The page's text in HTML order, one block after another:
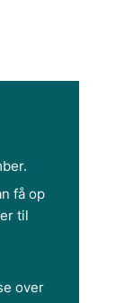
få op
til
over